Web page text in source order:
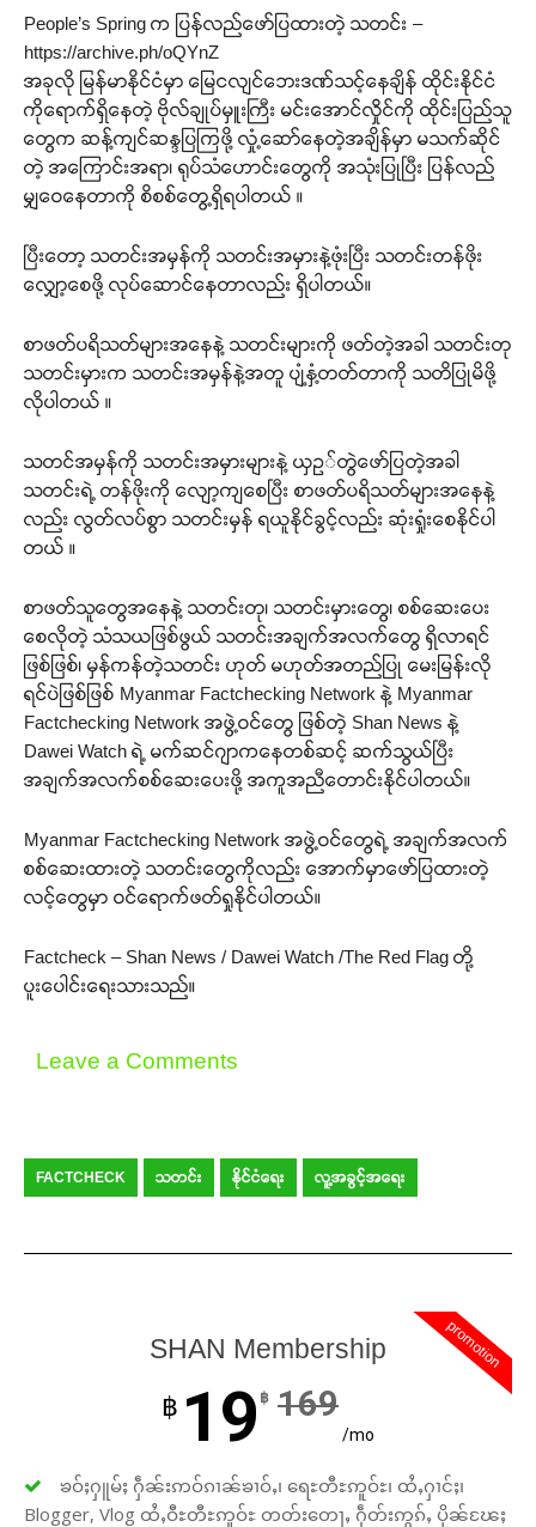
People’s Spring က ပြန်လည်ဖော်ပြထားတဲ့ သတင်း –
https://archive.ph/oQYnZ
အခုလို မြန်မာနိုင်ငံမှာ မြေငလျင်ဘေးဒဏ်သင့်နေချိန် ထိုင်းနိုင်ငံ
ကိုရောက်ရှိနေတဲ့ ဗိုလ်ချုပ်မှူးကြီး မင်းအောင်လှိုင်ကို ထိုင်းပြည်သူ
တွေက ဆန့်ကျင်ဆန္ဒပြကြဖို့ လှုံ့ဆော်နေတဲ့အချိန်မှာ မသက်ဆိုင်
တဲ့ အကြောင်းအရာ၊ ရုပ်သံဟောင်းတွေကို အသုံးပြုပြီး ပြန်လည်
မျှဝေနေတာကို စိစစ်တွေ့ရှိရပါတယ် ။
ပြီးတော့ သတင်းအမှန်ကို သတင်းအမှားနဲ့ဖုံးပြီး သတင်းတန်ဖိုး
လျှော့စေဖို့ လုပ်ဆောင်နေတာလည်း ရှိပါတယ်။
စာဖတ်ပရိသတ်များအနေနဲ့ သတင်းများကို ဖတ်တဲ့အခါ သတင်းတု
သတင်းမှားက သတင်းအမှန်နဲ့အတူ ပျံ့နှံ့တတ်တာကို သတိပြုမိဖို့
လိုပါတယ် ။
သတင်အမှန်ကို သတင်းအမှားများနဲ့ ယှဥ်တွဲဖော်ပြတဲ့အခါ
သတင်းရဲ့ တန်ဖိုးကို လျော့ကျစေပြီး စာဖတ်ပရိသတ်များအနေနဲ့
လည်း လွတ်လပ်စွာ သတင်းမှန် ရယူနိုင်ခွင့်လည်း ဆုံးရှုံးစေနိုင်ပါ
တယ် ။
စာဖတ်သူတွေအနေနဲ့ သတင်းတု၊ သတင်းမှားတွေ၊ စစ်ဆေးပေး
စေလိုတဲ့ သံသယဖြစ်ဖွယ် သတင်းအချက်အလက်တွေ ရှိလာရင်
ဖြစ်ဖြစ်၊ မှန်ကန်တဲ့သတင်း ဟုတ် မဟုတ်အတည်ပြု မေးမြန်းလို
ရင်ပဲဖြစ်ဖြစ် Myanmar Factchecking Network နဲ့ Myanmar
Factchecking Network အဖွဲ့ဝင်တွေ ဖြစ်တဲ့ Shan News နဲ့
Dawei Watch ရဲ့ မက်ဆင်ဂျာကနေတစ်ဆင့် ဆက်သွယ်ပြီး
အချက်အလက်စစ်ဆေးပေးဖို့ အကူအညီတောင်းနိုင်ပါတယ်။
Myanmar Factchecking Network အဖွဲ့ဝင်တွေရဲ့ အချက်အလက်
စစ်ဆေးထားတဲ့ သတင်းတွေကိုလည်း အောက်မှာဖော်ပြထားတဲ့
လင့်တွေမှာ ဝင်ရောက်ဖတ်ရှုနိုင်ပါတယ်။
Factcheck – Shan News / Dawei Watch /The Red Flag တို့
ပူးပေါင်းရေးသားသည်။
Leave a Comments
FACTCHECK သတင်း နိုင်ငံရေး လူ့အခွင့်အရေး
promotion
SHAN Membership
฿ 19 ฿ 169
/mo
ၶဝ်ႈႁူမ်ႈ ႁဵၼ်းဢဝ်ၵၢၼ်ၶၢဝ်ႇ၊ ရေႊတီႊဢူဝ်ႊ၊ ထႆႇႁၢင်ႈ၊
Blogger, Vlog ထႆႇဝီႊတီႊဢူဝ်ႊ တတ်းတေႃႇ ႁဵတ်းဢွၵ်ႇ ပိုၼ်ၽႄႈ